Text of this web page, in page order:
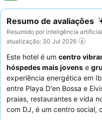
Resumo de avaliações
Resumido por inteligência
atualização: 30 Jul 2026
Este hotel é um centro
hóspedes mais jovens e
experiência energética em
entre Playa D'en Bossa e
praias, restaurantes e vida
com DJ, é um centro social,